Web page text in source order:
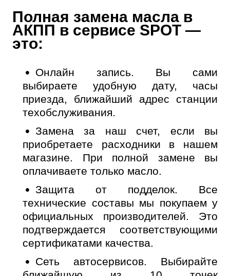
Полная замена масла в
АКПП в сервисе SPOT —
это:
Онлайн запись. Вы сами
выбираете удобную дату, часы
приезда, ближайший адрес станции
техобслуживания.
Замена за наш счет, если вы
приобретаете расходники в нашем
магазине. При полной замене вы
оплачиваете только масло.
Защита от подделок. Все
технические составы мы покупаем у
официальных производителей. Это
подтверждается соответствующими
сертификатами качества.
Сеть автосервисов. Выбирайте